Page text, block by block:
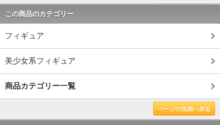
この商品のカテゴリー
フィギュア
美少女系フィギュア
商品カテゴリー一覧
ページの先頭へ戻る